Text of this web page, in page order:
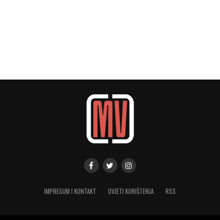
IMPRESUM I KONTAKT UVJETI KORIŠTENJA RSS